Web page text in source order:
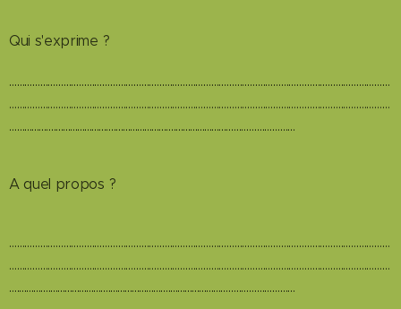
Qui s'exprime ?
…………………………………………………………………………………………………………………………………
…………………………………………………………………………………………………………………………………
…….......................................................................................……………………
A quel propos ?
…………………………………………………………………………………………………………………………………
…………………………………………………………………………………………………………………………………
….......................................................................................………………………